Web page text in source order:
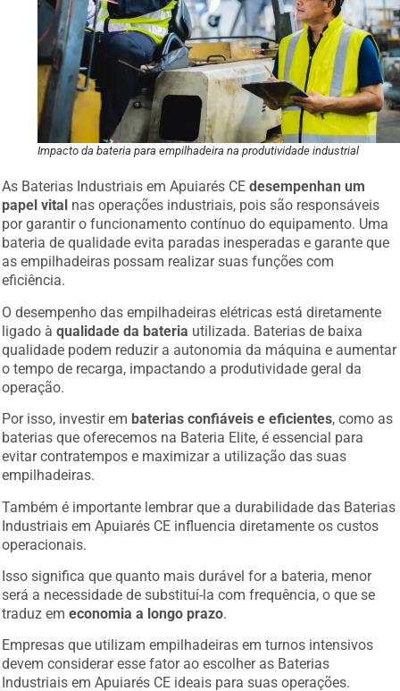
Impacto da bateria para empilhadeira na produtividade industrial
As Baterias Industriais em Apuiarés CE desempenhan um
papel vital nas operações industriais, pois são responsáveis
por garantir o funcionamento contínuo do equipamento. Uma
bateria de qualidade evita paradas inesperadas e garante que
as empilhadeiras possam realizar suas funções com
eficiência.
O desempenho das empilhadeiras elétricas está diretamente
ligado à qualidade da bateria utilizada. Baterias de baixa
qualidade podem reduzir a autonomia da máquina e aumentar
o tempo de recarga, impactando a produtividade geral da
operação.
Por isso, investir em baterias confiáveis e eficientes , como as
baterias que oferecemos na Bateria Elite, é essencial para
evitar contratempos e maximizar a utilização das suas
empilhadeiras.
Também é importante lembrar que a durabilidade das Baterias
Industriais em Apuiarés CE influencia diretamente os custos
operacionais.
Isso significa que quanto mais durável for a bateria, menor
será a necessidade de substituí-la com frequência, o que se
traduz em economia a longo prazo
Empresas que utilizam empilhadeiras em turnos intensivos
devem considerar esse fator ao escolher as Baterias
Industriais em Apuiarés CE ideais para suas operações.